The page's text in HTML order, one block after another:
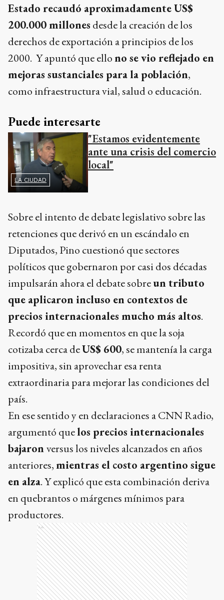
Estado recaudó aproximadamente US$
200.000 millones desde la creación de los
derechos de exportación a principios de los
2000. Y apuntó que ellono se vio reflejado en
mejoras sustanciales para la población,
como infraestructura vial, salud o educación.
Puede interesarte
LA CIUDAD
"Estamos evidentemente
ante una crisis del comercio
local"
Sobre el intento de debate legislativo sobre las
retenciones que derivó en un escándalo en
Diputados, Pino cuestionó que sectores
políticos que gobernaron por casi dos décadas
impulsarán ahora el debate sobreun tributo
que aplicaron incluso en contextos de
precios internacionales mucho más altos.
Recordó que en momentos en que la soja
cotizaba cerca deUS$ 600, se mantenía la carga
impositiva, sin aprovechar esa renta
extraordinaria para mejorar las condiciones del
país.
En ese sentido y en declaraciones a CNN Radio,
argumentó quelos precios internacionales
bajaronversus los niveles alcanzados en años
anteriores,mientras el costo argentino sigue
en alza. Y explicó que esta combinación deriva
en quebrantos o márgenes mínimos para
productores.
Ads